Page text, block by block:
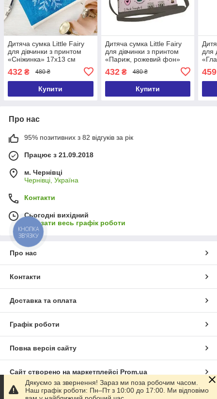
Дитяча сумка Little Fairy
для дівчинки з принтом
«Сніжинка» 17х13 см
432 ₴ 480 ₴
Купити
Дитяча сумка Little Fairy
для дівчинки з принтом
«Париж, рожевий фон»
432₴ 480 ₴
Купити
для
459
Про нас
95% позитивних з 82 відгуків за рік
Працює з 21.09.2018
м. Чернівці
Чернівці, Україна
Контакти
Сьогодні вихідний
Показати весь графік роботи
Про нас
Контакти
Доставка та оплата
Графік роботи
Повна версія сайту
Сайт створено на маркетплейсі Prom.ua
Політика конфіденційності
Дякуємо за звернення! Зараз ми поза робочим часом.
Наш графік роботи: Пн–Пт з 10:00 до 17:00. Ми відповімо
КНОПКА
ЗВ'ЯЗКУ